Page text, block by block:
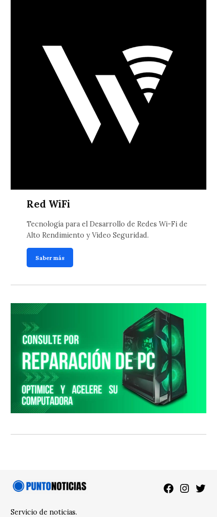
Red WiFi
Tecnología para el Desarrollo de Redes Wi-Fi de
Alto Rendimiento y Video Seguridad.
Saber más
Facebook
Servicio de noticias.